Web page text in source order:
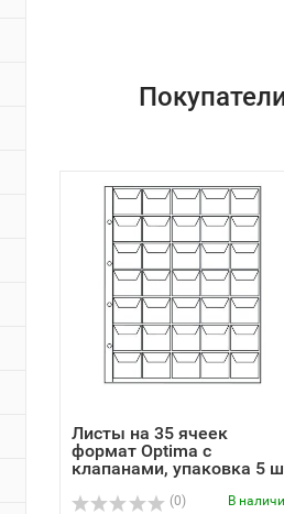
Листы на 35 ячеек
формат Optima с
клапанами, упаковка 5
(0) В